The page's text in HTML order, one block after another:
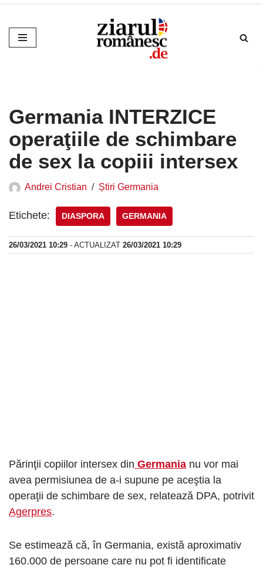
Sari
la
Germania INTERZICE
operaţiile de schimbare
de sex la copiii intersex
Andrei Cristian Știri Germania
Etichete: DIASPORA GERMANIA
26/03/2021 10:29 - ACTUALIZAT 26/03/2021 10:29
Părinţii copiilor intersex din Germania nu vor mai
avea permisiunea de a-i supune pe aceştia la
operaţii de schimbare de sex, relatează DPA, potrivit
Agerpres.
Se estimează că, în Germania, există aproximativ
160.000 de persoane care nu pot fi identificate